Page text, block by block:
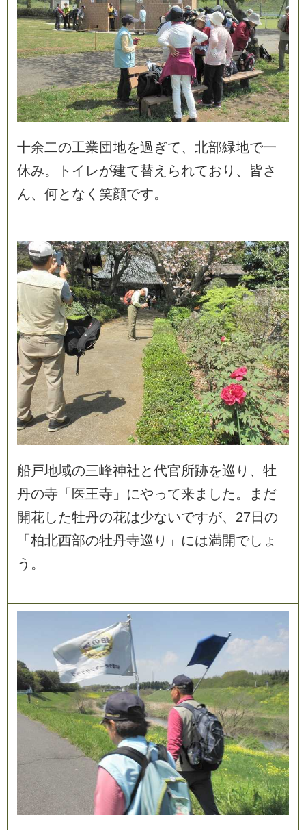
十余二の工業団地を過 ぎて、 北部緑地で一
休み。 ト イ レが建て替え られてお り 、 皆さ
ん、 何と な く 笑顔です。
船戸地域の三峰神社と代官所跡を巡 り 、 牡
丹の寺 「 医王寺 」 にやって来ま した。 ま だ
開花した牡丹の花は少ないですが、 27日 の
「 柏北西部の牡丹寺巡 り 」 には満開でし ょ
う 。